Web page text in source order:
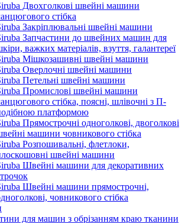
Двохголкові швейні машини
стібка
Закріплювальні швейні машини
Запчастини до швейних машин для
важких матеріалів, взуття, галантереї
Мішкозашивні швейні машини
Оверлочні швейні машини
Петельні швейні машини
Промислові швейні машини
стібка, поясні, шлівочні з П-
платформою
Прямострочні одноголкові, двоголкові
машини човникового стібка
Розпошивальні, флетлоки,
швейні машини
Швейні машини для декоративних
Швейні машини прямострочні,
човникового стібка
для машин з обрізанням краю тканини